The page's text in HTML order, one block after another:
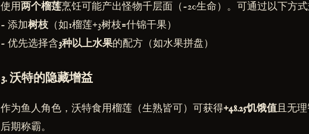
使用两个榴莲烹饪可能产出怪物千层面（-20生命）。可通过以下方式
- 添加树枝（如1榴莲+3树枝=什锦干果）
- 优先选择含3种以上水果的配方（如水果拼盘）
3. 沃特的隐藏增益
作为鱼人角色，沃特食用榴莲（生熟皆可）可获得+48.25饥饿值且无
后期称霸。